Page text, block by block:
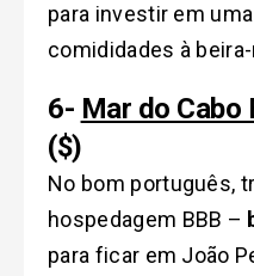
para investir em
comididades à
6- Mar do Cabo
($)
No bom português,
hospedagem BBB –
para ficar em João